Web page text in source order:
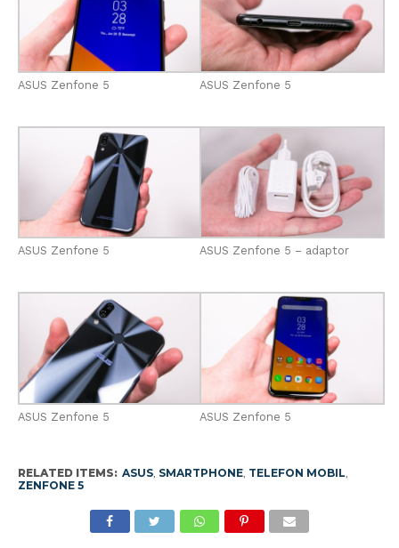
ASUS Zenfone 5 ASUS Zenfone 5
ASUS Zenfone 5 ASUS Zenfone 5 – adaptor
ASUS Zenfone 5 ASUS Zenfone 5
RELATED ITEMS: ASUS, SMARTPHONE, TELEFON MOBIL
ZENFONE 5